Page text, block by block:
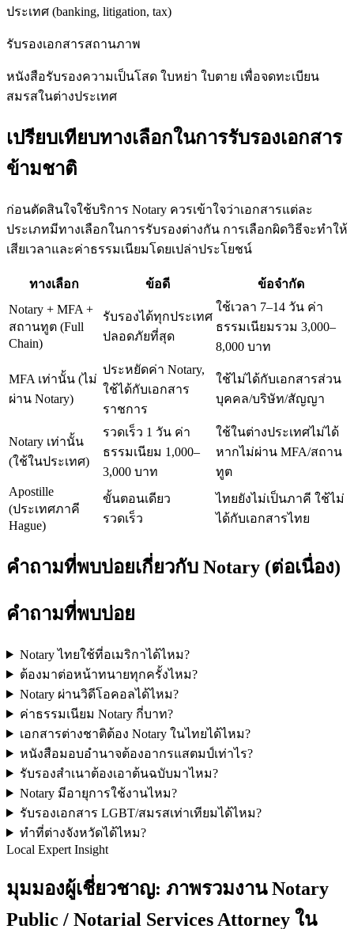
ประเทศ (banking, litigation, tax)
รับรองเอกสารสถานภาพ
หนังสือรับรองความเป็นโสด ใบหย่า ใบตาย เพื่อจดทะเบียน
สมรสในต่างประเทศ
เปรียบเทียบทางเลือกในการรับรองเอกสาร
ข้ามชาติ
ก่อนตัดสินใจใช้บริการ Notary ควรเข้าใจว่าเอกสารแต่ละ
ประเภทมีทางเลือกในการรับรองต่างกัน การเลือกผิดวิธีจะทำให้
เสียเวลาและค่าธรรมเนียมโดยเปล่าประโยชน์
ทางเลือก ข้อดี
ข้อจำกัด
Notary + MFA +
สถานทูต (Full
Chain)
รับรองได้ทุกประเทศ
ปลอดภัยที่สุด
ใช้เวลา 7–14 วัน ค่า
ธรรมเนียมรวม 3,000–
8,000 บาท
MFA เท่านั้น (ไม่
ผ่าน Notary)
ประหยัดค่า Notary,
ใช้ได้กับเอกสาร
ราชการ
ใช้ไม่ได้กับเอกสารส่วน
บุคคล/บริษัท/สัญญา
Notary เท่านั้น
(ใช้ในประเทศ)
รวดเร็ว 1 วัน ค่า
ธรรมเนียม 1,000–
3,000 บาท
ใช้ในต่างประเทศไม่ได้
หากไม่ผ่าน MFA/สถาน
ทูต
Apostille
(ประเทศภาคี
Hague)
ขั้นตอนเดียว
รวดเร็ว
ไทยยังไม่เป็นภาคี ใช้ไม่
ได้กับเอกสารไทย
คำถามที่พบบ่อยเกี่ยวกับ Notary (ต่อเนื่อง)
คำถามที่พบบ่อย
Notary ไทยใช้ที่อเมริกาได้ไหม?
ต้องมาต่อหน้าทนายทุกครั้งไหม?
Notary ผ่านวิดีโอคอลได้ไหม?
ค่าธรรมเนียม Notary กี่บาท?
เอกสารต่างชาติต้อง Notary ในไทยได้ไหม?
หนังสือมอบอำนาจต้องอากรแสตมป์เท่าไร?
รับรองสำเนาต้องเอาต้นฉบับมาไหม?
Notary มีอายุการใช้งานไหม?
รับรองเอกสาร LGBT/สมรสเท่าเทียมได้ไหม?
ทำที่ต่างจังหวัดได้ไหม?
Local Expert Insight
มุมมองผู้เชี่ยวชาญ: ภาพรวมงาน Notary
Public / Notarial Services Attorney ใน